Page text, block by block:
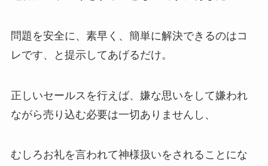
問題を安全に、素早く、簡単に解決できるのはコ
レです、と提示してあげるだけ。
正しいセールスを行えば、嫌な思いをして嫌われ
ながら売り込む必要は一切ありませんし、
むしろお礼を言われて神様扱いをされることにな